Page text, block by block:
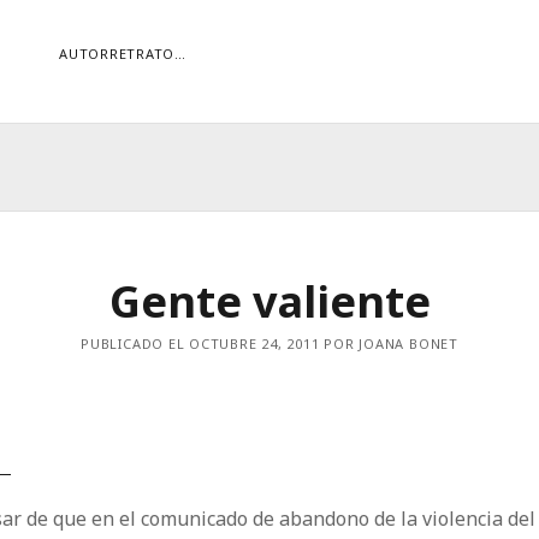
AUTORRETRATO…
Gente valiente
PUBLICADO EL OCTUBRE 24, 2011 POR JOANA BONET
de que en el comunicado de abandono de la violencia del